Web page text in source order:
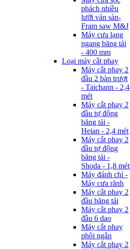
phách nhiều
lưỡi ván sàn-
Fram saw M&J
Máy cưa lạng
ngang băng tải
- 400 mm
Loại máy cắt phay
Máy cắt phay 2
đầu 2 bàn trượt
- Taichann - 2,4
mét
Máy cắt phay 2
đầu tự động
băng tải -
Heian - 2,4 mét
Máy cắt phay 2
đầu tự động
băng tải -
Shoda - 1,8 mét
Máy đánh chỉ -
Máy cưa rãnh
Máy cắt phay 2
đầu băng tải
Máy cắt phay 2
đầu 6 dao
Máy cắt phay
phôi ngắn
Máy cắt phay 2